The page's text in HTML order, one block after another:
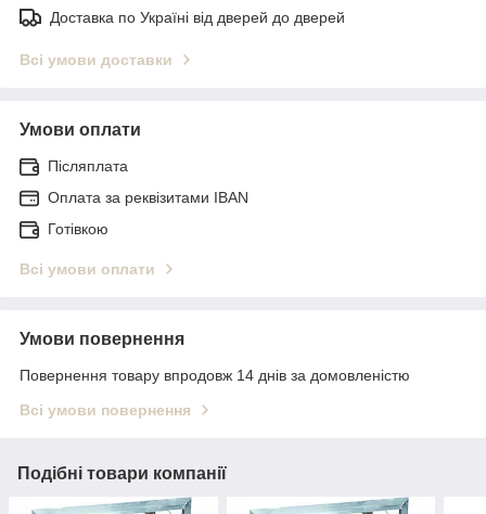
Доставка по Україні від дверей до дверей
Всі умови доставки
Умови оплати
Післяплата
Оплата за реквізитами IBAN
Готівкою
Всі умови оплати
Умови повернення
Повернення товару впродовж 14 днів за домовленістю
Всі умови повернення
Подібні товари компанії